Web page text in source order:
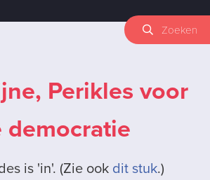
Zoeken
Perikles voor
democratie
is 'in'. (Zie ookdit stuk.)